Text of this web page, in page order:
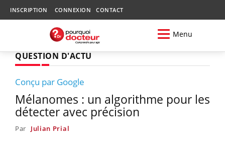
INSCRIPTION CONNEXION CONTACT
Menu
QUESTION D'ACTU
Conçu par Google
Mélanomes : un algorithme pour les
détecter avec précision
Par Julian Prial